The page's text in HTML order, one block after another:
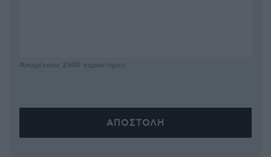
Απομένουν 2500 χαρακτήρες